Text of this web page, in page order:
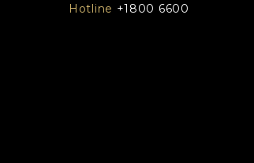
Hotline +1800 6600